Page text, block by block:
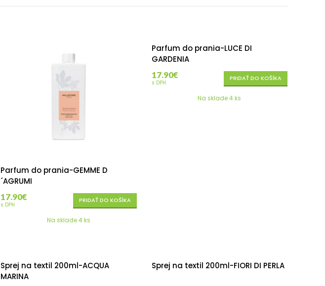
Parfum do prania-GEMME D
´AGRUMI
17.90€
s DPH
PRIDAŤ DO KOŠÍKA
Na sklade 4 ks
Parfum do prania-LUCE DI
GARDENIA
17.90€
s DPH
PRIDAŤ DO KOŠÍKA
Na sklade 4 ks
Sprej na textil 200ml-ACQUA
MARINA
Sprej na textil 200ml-FIORI DI PERLA